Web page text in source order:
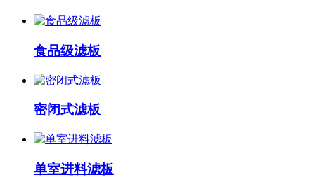
食品级滤板
密闭式滤板
单室进料滤板